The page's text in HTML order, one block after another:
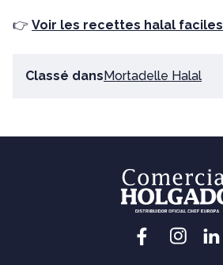
👉 Voir les recettes halal faciles
Classé dansMortadelle Halal